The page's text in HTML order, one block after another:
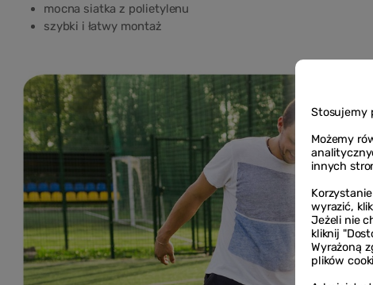
mocna siatka z polietylenu
szybki i łatwy montaż
Stosujemy
Możemy
innych
wyrazić,
Jeżeli nie
kliknij
Wyrażoną
plików